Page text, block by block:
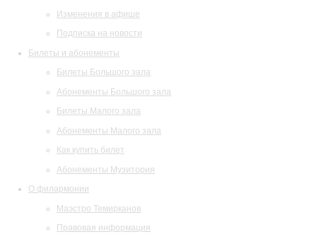
Изменения в афише
Подписка на новости
Билеты и абонементы
Билеты Большого зала
Абонементы Большого зала
Билеты Малого зала
Абонементы Малого зала
Как купить билет
Абонементы Музитория
О филармонии
Маэстро Темирканов
Правовая информация